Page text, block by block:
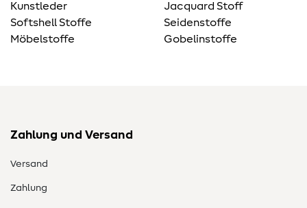
Kunstleder
Softshell Stoffe
Möbelstoffe
Jacquard Stoff
Seidenstoffe
Gobelinstoffe
Zahlung und Versand
Versand
Zahlung